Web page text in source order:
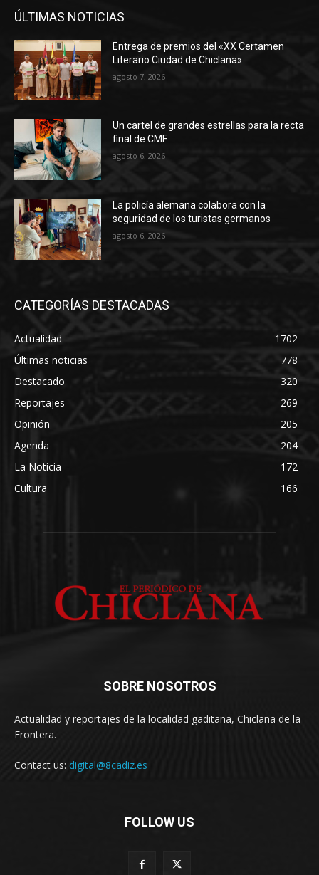
ÚLTIMAS NOTICIAS
Entrega de premios del «XX Certamen
Literario Ciudad de Chiclana»
agosto 7, 2026
Un cartel de grandes estrellas para la recta
final de CMF
agosto 6, 2026
La policía alemana colabora con la
seguridad de los turistas germanos
agosto 6, 2026
CATEGORÍAS DESTACADAS
Actualidad
1702
Últimas noticias
778
Destacado
320
Reportajes
269
Opinión
205
Agenda
204
La Noticia
172
Cultura
166
SOBRE NOSOTROS
Actualidad y reportajes de la localidad gaditana, Chiclana de la
Frontera.
Contact us: digital@8cadiz.es
FOLLOW US